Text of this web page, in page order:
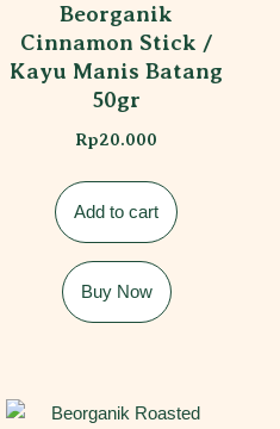
Beorganik
Cinnamon Stick /
Kayu Manis Batang
50gr
Rp20.000
Add to cart
Buy Now